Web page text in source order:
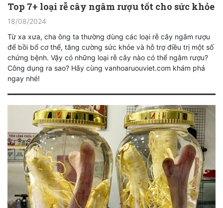
Top 7+ loại rễ cây ngâm rượu tốt cho sức khỏe
18/08/2024
Từ xa xưa, cha ông ta thường dùng các loại rễ cây ngâm rượu
để bồi bổ cơ thể, tăng cường sức khỏe và hỗ trợ điều trị một số
chứng bệnh. Vậy có những loại rễ cây nào có thể ngâm rượu?
Công dụng ra sao? Hãy cùng vanhoaruouviet.com khám phá
ngay nhé!